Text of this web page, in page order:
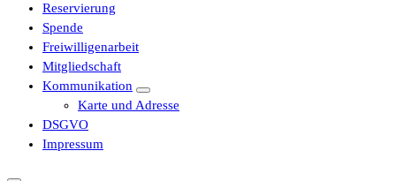
Reservierung
Spende
Freiwilligenarbeit
Mitgliedschaft
Kommunikation
Karte und Adresse
DSGVO
Impressum